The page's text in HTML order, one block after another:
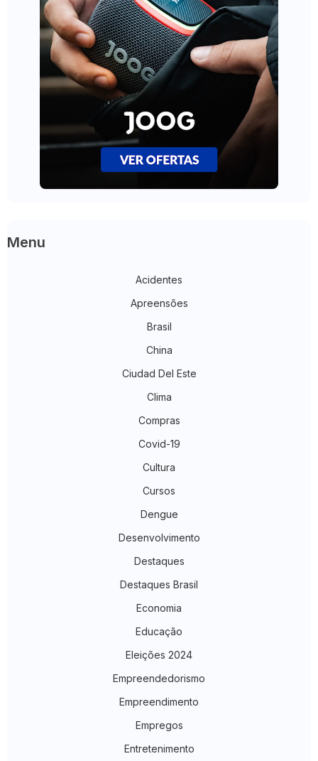
Menu
Acidentes
Apreensões
Brasil
China
Ciudad Del Este
Clima
Compras
Covid-19
Cultura
Cursos
Dengue
Desenvolvimento
Destaques
Destaques Brasil
Economia
Educação
Eleições 2024
Empreendedorismo
Empreendimento
Empregos
Entretenimento